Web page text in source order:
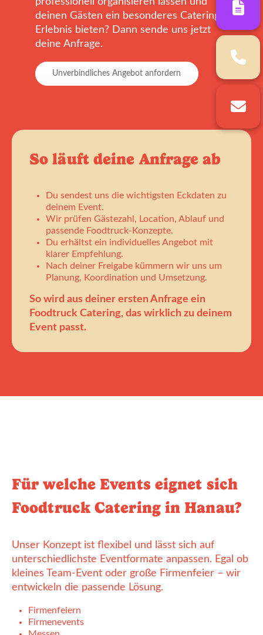
deinen Gästen ein besonderes Catering-
Erlebnis bieten? Dann sende uns jetzt
deine Anfrage.
Unverbindliches Angebot anfordern
So läuft deine Anfrage ab
Du sendest uns die wichtigsten Eckdaten zu
deinem Event.
Wir prüfen Gästezahl, Location, Ablauf und
passende Foodtruck-Konzepte.
Du erhältst ein individuelles Angebot mit
klarer Empfehlung.
Nach deiner Freigabe kümmern wir uns um
Planung, Koordination und Umsetzung.
So wird aus deiner ersten Anfrage ein
Foodtruck Catering, das wirklich zu deinem
Event passt.
Für welche Events eignet sich
Foodtruck Catering in Hanau?
Unser Konzept ist flexibel und lässt sich auf
unterschiedlichste Eventformate anpassen. Egal ob
kleines Team-Event oder große Firmenfeier – wir
entwickeln die passende Lösung.
Firmenfeiern
Firmenevents